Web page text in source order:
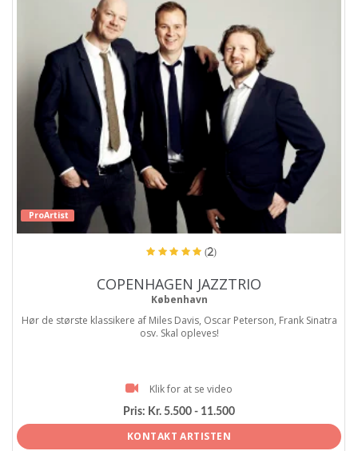
ProArtist
(2)
COPENHAGEN JAZZTRIO
København
Hør de største klassikere af Miles Davis, Oscar Peterson, Frank Sinatra
osv. Skal opleves!
Klik for at se video
Pris: Kr. 5.500 - 11.500
KONTAKT ARTISTEN